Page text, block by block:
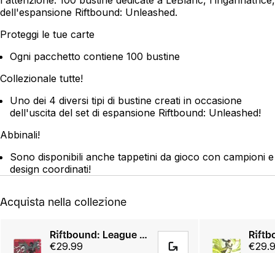
dell'espansione Riftbound: Unleashed.
Proteggi le tue carte
Ogni pacchetto contiene 100 bustine
Collezionale tutte!
Uno dei 4 diversi tipi di bustine creati in occasione
dell'uscita del set di espansione Riftbound: Unleashed!
Abbinali!
Sono disponibili anche tappetini da gioco con campioni e
design coordinati!
Acquista nella collezione
Riftbound: League of Legends TCG - Vi, Piltover Enforcer Playmat
€29.99